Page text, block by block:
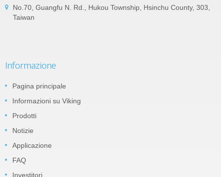
No.70, Guangfu N. Rd., Hukou Township, Hsinchu County, 303,
Taiwan
Informazione
Pagina principale
Informazioni su Viking
Prodotti
Notizie
Applicazione
FAQ
Investitori